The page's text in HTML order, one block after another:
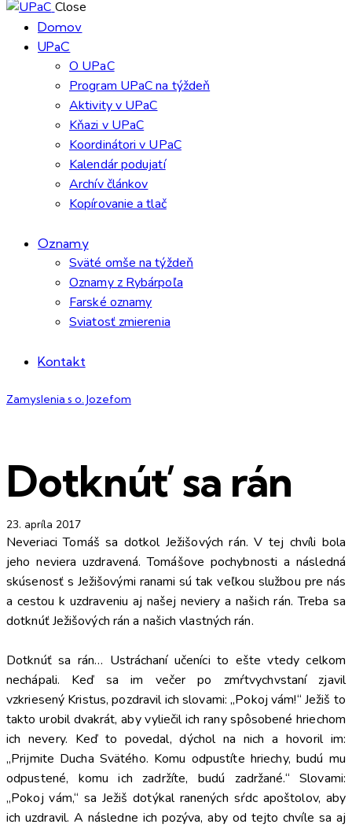
Close
Domov
UPaC
O UPaC
Program UPaC na týždeň
Aktivity v UPaC
Kňazi v UPaC
Koordinátori v UPaC
Kalendár podujatí
Archív článkov
Kopírovanie a tlač
Oznamy
Sväté omše na týždeň
Oznamy z Rybárpoľa
Farské oznamy
Sviatosť zmierenia
Kontakt
Zamyslenia s o. Jozefom
Dotknúť sa rán
23. apríla 2017
Neveriaci Tomáš sa dotkol Ježišových rán. V tej chvíli bola
jeho neviera uzdravená. Tomášove pochybnosti a následná
skúsenosť s Ježišovými ranami sú tak veľkou službou pre nás
a cestou k uzdraveniu aj našej neviery a našich rán. Treba sa
dotknúť Ježišových rán a našich vlastných rán.
Dotknúť sa rán… Ustráchaní učeníci to ešte vtedy celkom
nechápali. Keď sa im večer po zmŕtvychvstaní zjavil
vzkriesený Kristus, pozdravil ich slovami: „Pokoj vám!“ Ježiš to
takto urobil dvakrát, aby vyliečil ich rany spôsobené hriechom
ich nevery. Keď to povedal, dýchol na nich a hovoril im:
„Prijmite Ducha Svätého. Komu odpustíte hriechy, budú mu
odpustené, komu ich zadržíte, budú zadržané.“ Slovami:
„Pokoj vám,“ sa Ježiš dotýkal ranených sŕdc apoštolov, aby
ich uzdravil. A následne ich pozýva, aby od tejto chvíle sa aj